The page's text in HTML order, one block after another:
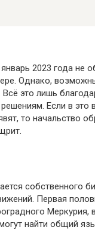
2023 года не
Однако,
это лишь
Если в это
то начальство
собственного
Первая
Меркурия,
найти общий